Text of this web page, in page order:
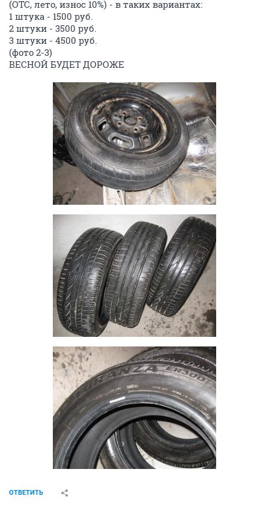
(ОТС, лето, износ 10%) - в таких вариантах:
1 штука - 1500 руб.
2 штуки - 3500 руб.
3 штуки - 4500 руб.
(фото 2-3)
ВЕСНОЙ БУДЕТ ДОРОЖЕ
ОТВЕТИТЬ